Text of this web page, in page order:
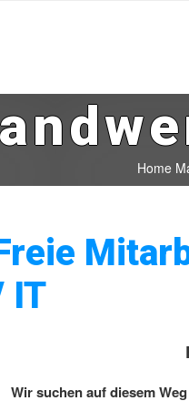
Home
IT
Wir suchen auf diesem